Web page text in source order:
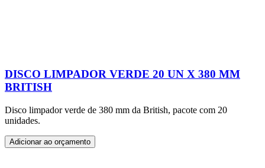
DISCO LIMPADOR VERDE 20 UN X 380 MM
BRITISH
Disco limpador verde de 380 mm da British, pacote com 20
unidades.
Adicionar ao orçamento